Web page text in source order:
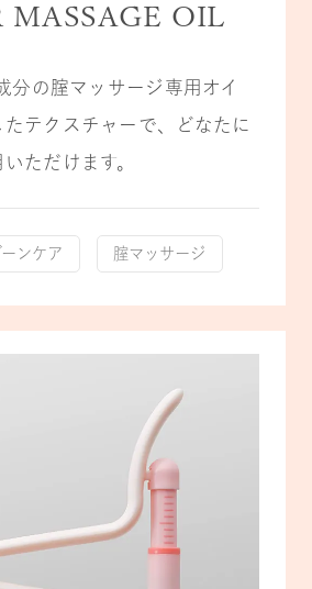
MASSAGE OIL
分の腟マッサージ専用オイ
テクスチャーで、どなたに
ただけます。
ンケア 腟マッサージ